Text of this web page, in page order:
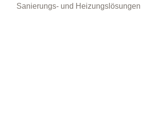
Sanierungs- und Heizungslösungen